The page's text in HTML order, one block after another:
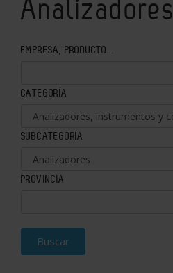
Analizadores
EMPRESA, PRODUCTO...
CATEGORÍA
SUBCATEGORÍA
PROVINCIA
Buscar